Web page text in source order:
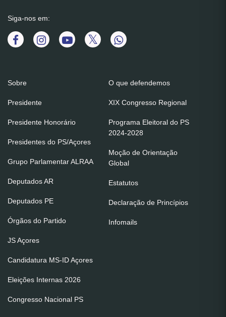
Siga-nos em:
Sobre
Presidente
Presidente Honorário
Presidentes do PS/Açores
Grupo Parlamentar ALRAA
Deputados AR
Deputados PE
Órgãos do Partido
JS Açores
Candidatura MS-ID Açores
Eleições Internas 2026
Congresso Nacional PS
O que defendemos
XIX Congresso Regional
Programa Eleitoral do PS
2024-2028
Moção de Orientação
Global
Estatutos
Declaração de Princípios
Infomails